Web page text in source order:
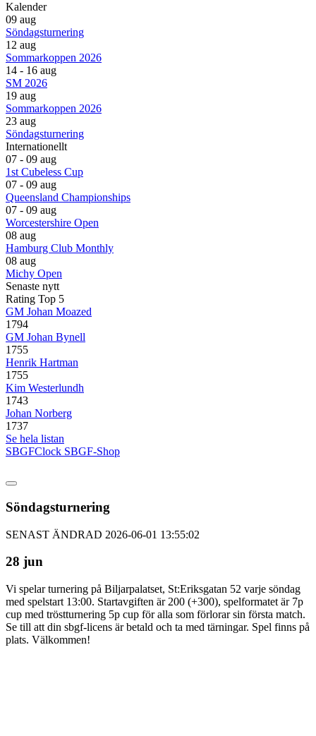
Kalender
09 aug
Söndagsturnering
12 aug
Sommarkoppen 2026
14 - 16 aug
SM 2026
19 aug
Sommarkoppen 2026
23 aug
Söndagsturnering
Internationellt
07 - 09 aug
1st Cubeless Cup
07 - 09 aug
Queensland Championships
07 - 09 aug
Worcestershire Open
08 aug
Hamburg Club Monthly
08 aug
Michy Open
Senaste nytt
Rating Top 5
GM Johan Moazed
1794
GM Johan Bynell
1755
Henrik Hartman
1755
Kim Westerlundh
1743
Johan Norberg
1737
Se hela listan
SBGFClock SBGF-Shop
Söndagsturnering
SENAST ÄNDRAD 2026-06-01 13:55:02
28 jun
Vi spelar turnering på Biljarpalatset, St:Eriksgatan 52 varje söndag
med spelstart 13:00. Startavgiften är 200 (+300), spelformatet är 7p
cup med tröstturnering 5p cup för alla som förlorar sin första match.
Se till att din sbgf-licens är betald och ta med tärningar. Spel finns på
plats. Välkommen!